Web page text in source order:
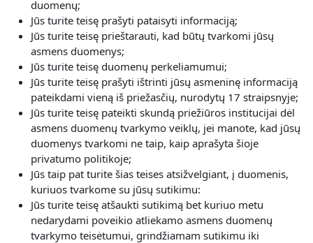
duomenų;
Jūs turite teisę prašyti pataisyti informaciją;
Jūs turite teisę prieštarauti, kad būtų tvarkomi jūsų
asmens duomenys;
Jūs turite teisę duomenų perkeliamumui;
Jūs turite teisę prašyti ištrinti jūsų asmeninę informaciją
pateikdami vieną iš priežasčių, nurodytų 17 straipsnyje;
Jūs turite teisę pateikti skundą priežiūros institucijai dėl
asmens duomenų tvarkymo veiklų, jei manote, kad jūsų
duomenys tvarkomi ne taip, kaip aprašyta šioje
privatumo politikoje;
Jūs taip pat turite šias teises atsižvelgiant, į duomenis,
kuriuos tvarkome su jūsų sutikimu:
Jūs turite teisę atšaukti sutikimą bet kuriuo metu
nedarydami poveikio atliekamo asmens duomenų
tvarkymo teisėtumui, grindžiamam sutikimu iki